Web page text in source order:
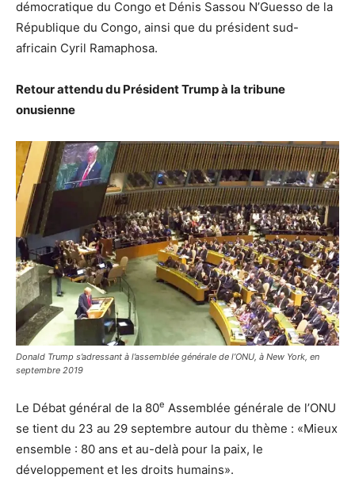
démocratique du Congo et Dénis Sassou N’Guesso de la
République du Congo, ainsi que du président sud-
africain Cyril Ramaphosa.
Retour attendu du Président Trump à la tribune
onusienne
Donald Trump s’adressant à l’assemblée générale de l’ONU, à New York, en
septembre 2019
Le Débat général de la 80e Assemblée générale de l’ONU
se tient du 23 au 29 septembre autour du thème : «Mieux
ensemble : 80 ans et au-delà pour la paix, le
développement et les droits humains».